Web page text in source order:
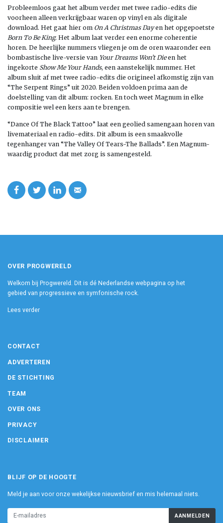
Probleemloos gaat het album verder met twee radio-edits die
voorheen alleen verkrijgbaar waren op vinyl en als digitale
download. Het gaat hier om On A Christmas Dayen het opgepoetste
Born To Be King. Het album laat verder een enorme coherentie
horen. De heerlijke nummers vliegen je om de oren waaronder een
bombastische live-versie van Your Dreams Won’t Dieen het
ingekorte Show Me Your Hands, een aanstekelijk nummer. Het
album sluit af met twee radio-edits die origineel afkomstig zijn van
“The Serpent Rings” uit 2020. Beiden voldoen prima aan de
doelstelling van dit album: rocken. En toch weet Magnum in elke
compositie wel een kers aan te brengen.
“Dance Of The Black Tattoo” laat een geolied samengaan horen van
livemateriaal en radio-edits. Dit album is een smaakvolle
tegenhanger van “The Valley Of Tears-The Ballads”. Een Magnum-
waardig product dat met zorg is samengesteld.
OVER PROGWERELD
Welkom bij Progwereld. Dit is dé Nederlandse webpagina op het
gebied van progressieve en symfonische rock.
Lees verder
CONTACT
ADVERTEREN
DE STICHTING
TEAM
OVER ONS
PRIVACY
DISCLAIMER
BLIJF OP DE HOOGTE
Meld je aan voor onze wekelijkse nieuwsbrief en mis helemaal niets.
AANMELDEN